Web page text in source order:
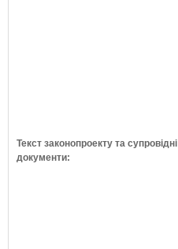
Текст законопроекту та супровідні
документи: